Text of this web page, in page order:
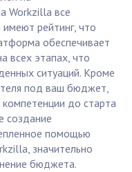
Workzilla все
рейтинг, что
обеспечивает
всех этапах, что
ситуаций. Кроме
под ваш бюджет,
до старта
создание
помощью
значительно
бюджета.